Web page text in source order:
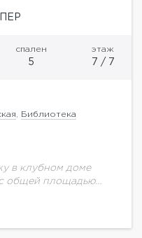
спален
5
этаж
7 / 7
Библиотека
в клубном доме
общей площадью
Москвы — это